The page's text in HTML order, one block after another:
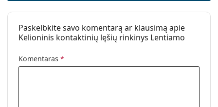
Paskelbkite savo komentarą ar klausimą apie
Kelioninis kontaktinių lęšių rinkinys Lentiamo
Komentaras *